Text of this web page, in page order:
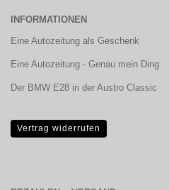
INFORMATIONEN
Eine Autozeitung als Geschenk
Eine Autozeitung - Genau mein Ding
Der BMW E28 in der Austro Classic
Vertrag widerrufen